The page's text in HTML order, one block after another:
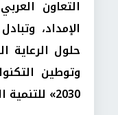
التعاون
الإمداد،
حلول الرعاية
وتوطين
2030» للتنمية المستدامة في القطاع الصحي.